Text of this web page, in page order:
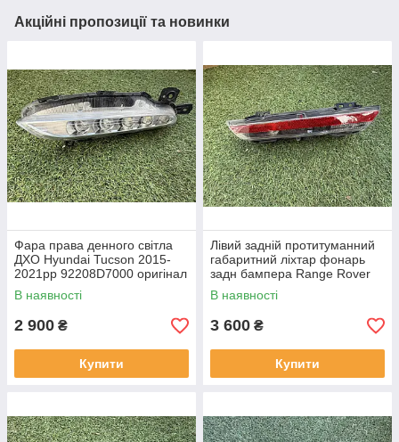
Акційні пропозиції та новинки
Фара права денного світла
ДХО Hyundai Tucson 2015-
2021рр 92208D7000 оригінал
бв відсутнє одне кріплення,
повністю робоча
В наявності
2 900 ₴
Купити
Лівий задній протитуманний
габаритний ліхтар фонарь
задн бампера Range Rover
L460 від 2021-рр LR152299
оригінал бв повністю р
В наявності
3 600 ₴
Купити